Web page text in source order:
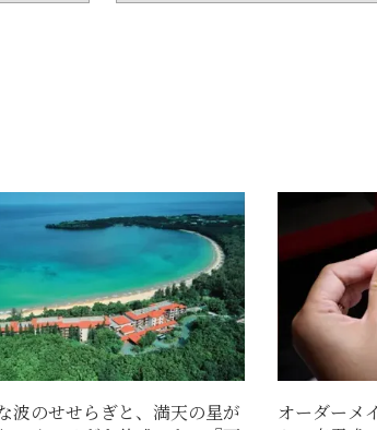
波のせせらぎと、満天の星が
オーダーメ